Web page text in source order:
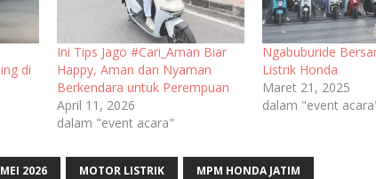
di
Ini Tips Jago #Cari_Aman Biar
Happy, Aman dan Nyaman
Berkendara untuk Perempuan
April 11, 2026
dalam "event acara"
Ngabuburide
Listrik Honda
Maret 21, 2025
dalam "event
MEI 2026 MOTOR LISTRIK MPM HONDA JATIM